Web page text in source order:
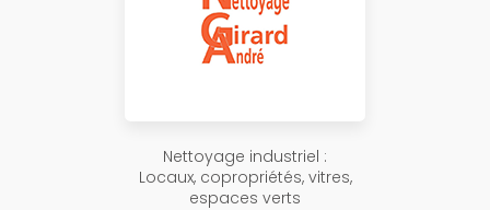
Nettoyage industriel :
Locaux, copropriétés, vitres,
espaces verts